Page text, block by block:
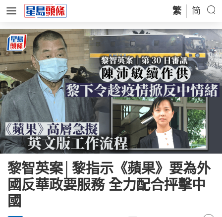
繁 简
黎智英案│黎指示《蘋果》要為外
國反華政要服務 全力配合抨擊中
國